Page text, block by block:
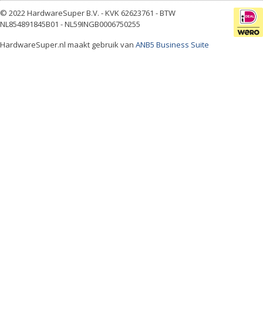
© 2022 HardwareSuper B.V. - KVK 62623761 - BTW
NL854891845B01 - NL59INGB0006750255
HardwareSuper.nl maakt gebruik van ANB5 Business Suite